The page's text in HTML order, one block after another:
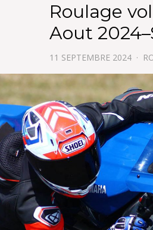
Roulage
Aout
11 SEPTEMBRE 2024